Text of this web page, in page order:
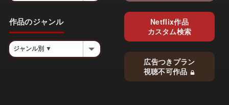
作品のジャンル
Netflix作品
カスタム検索
広告つきプラン
視聴不可作品